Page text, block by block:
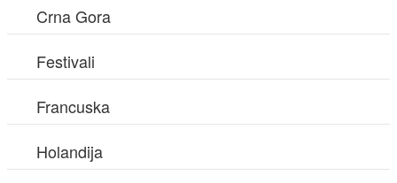
Crna Gora
Festivali
Francuska
Holandija